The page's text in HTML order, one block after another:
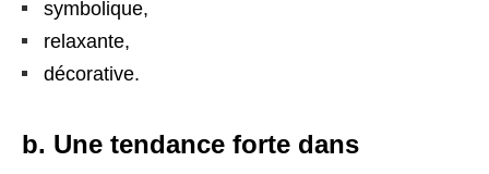
symbolique,
relaxante,
décorative.
b. Une tendance forte dans